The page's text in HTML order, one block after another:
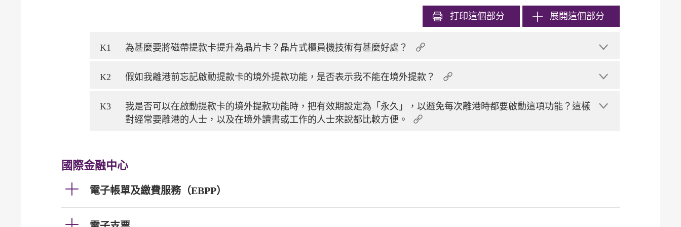
打印這個部分 展開這個部分
K1 為甚麼要將磁帶提款卡提升為晶片卡？晶片式櫃員機技術有甚麼好處？
K2 假如我離港前忘記啟動提款卡的境外提款功能，是否表示我不能在境外提款？
K3
我是否可以在啟動提款卡的境外提款功能時，把有效期設定為「永久」，以避免每次離港時都要啟動這項功能？這樣
對經常要離港的人士，以及在境外讀書或工作的人士來說都比較方便。
國際金融中心
電子帳單及繳費服務（EBPP）